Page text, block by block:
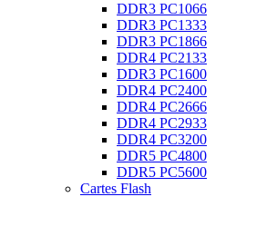
DDR3 PC1066
DDR3 PC1333
DDR3 PC1866
DDR4 PC2133
DDR3 PC1600
DDR4 PC2400
DDR4 PC2666
DDR4 PC2933
DDR4 PC3200
DDR5 PC4800
DDR5 PC5600
Cartes Flash